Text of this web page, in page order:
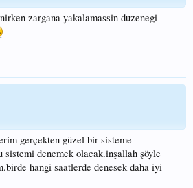
zargana yakalamassin duzenegi
gerçekten güzel bir sisteme
sistemi denemek olacak.inşallah şöyle
hangi saatlerde denesek daha iyi